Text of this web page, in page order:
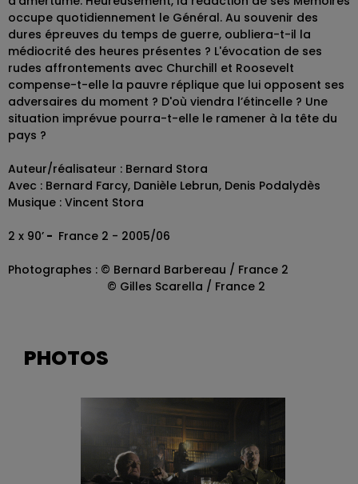
occupe quotidiennement le Général. Au souvenir des
dures épreuves du temps de guerre, oubliera-t-il la
médiocrité des heures présentes ? L'évocation de ses
rudes affrontements avec Churchill et Roosevelt
compense-t-elle la pauvre réplique que lui opposent ses
adversaires du moment ? D'où viendra l’étincelle ? Une
situation imprévue pourra-t-elle le ramener à la tête du
pays ?
Auteur/réalisateur : Bernard Stora
Avec : Bernard Farcy, Danièle Lebrun, Denis Podalydès
Musique : Vincent Stora
2 x 90’ - France 2 - 2005/06
Photographes : © Bernard Barbereau / France 2
© Gilles Scarella / France 2
PHOTOS